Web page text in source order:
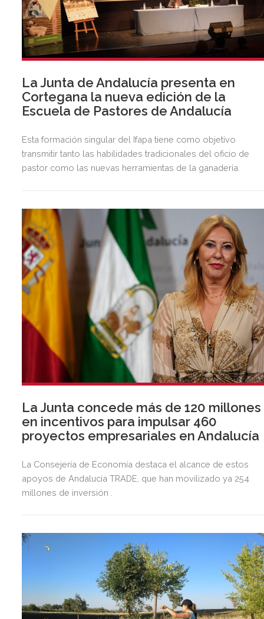
La Junta de Andalucía presenta en
Cortegana la nueva edición de la
Escuela de Pastores de Andalucía
Esta formación singular del Ifapa tiene como objetivo
transmitir tanto las habilidades tradicionales del oficio de
pastor como las nuevas herramientas de la ganadería.
La Junta concede más de 120 millones
en incentivos para impulsar 460
proyectos empresariales en Andalucía
La Consejería de Economía destaca el alcance de estos
apoyos de Andalucía TRADE, que han movilizado ya 254
millones de inversión .